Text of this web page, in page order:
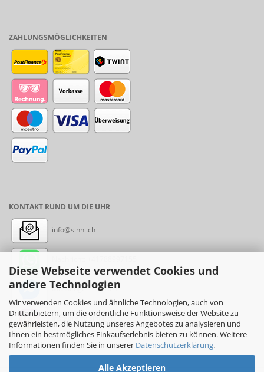
Diese Webseite verwendet Cookies und
andere Technologien
Wir verwenden Cookies und ähnliche Technologien, auch von
Drittanbietern, um die ordentliche Funktionsweise der Website zu
gewährleisten, die Nutzung unseres Angebotes zu analysieren und
Ihnen ein bestmögliches Einkaufserlebnis bieten zu können. Weitere
Informationen finden Sie in unserer Datenschutzerklärung.
Alle Akzeptieren
ZAHLUNGSMÖGLICHKEITEN
KONTAKT RUND UM DIE UHR
info@sinni.ch
Messenger: sinni.ch
Instagram: sinni_ch